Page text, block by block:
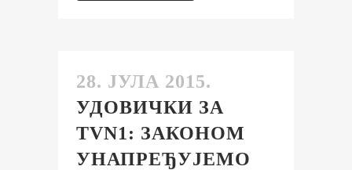
28. ЈУЛА 2015.
УДОВИЧКИ ЗА
TVN1: ЗАКОНОМ
УНАПРЕЂУЈЕМО